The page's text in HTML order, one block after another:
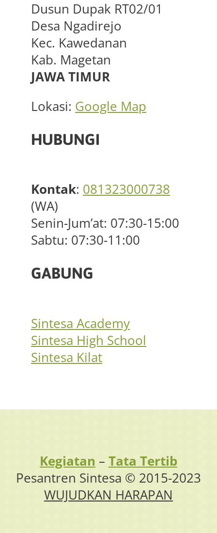
Dusun Dupak RT02/01
Desa Ngadirejo
Kec. Kawedanan
Kab. Magetan
JAWA TIMUR
Lokasi: Google Map
HUBUNGI
Kontak: 081323000738
(WA)
Senin-Jum’at: 07:30-15:00
Sabtu: 07:30-11:00
GABUNG
Sintesa Academy
Sintesa High School
Sintesa Kilat
Kegiatan – Tata Tertib
Pesantren Sintesa © 2015-2023
WUJUDKAN HARAPAN